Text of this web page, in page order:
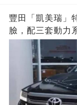
豐田「凱美瑞」
臉，配三套動力